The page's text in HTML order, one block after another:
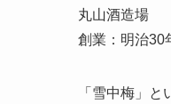
丸山酒造場
創業：明治30
「雪中梅」